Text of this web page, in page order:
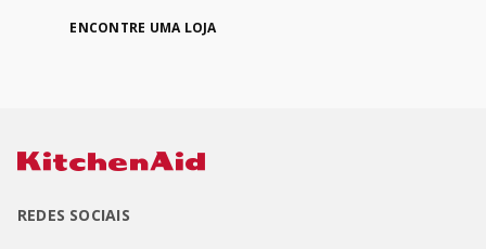
ENCONTRE UMA LOJA
REDES SOCIAIS